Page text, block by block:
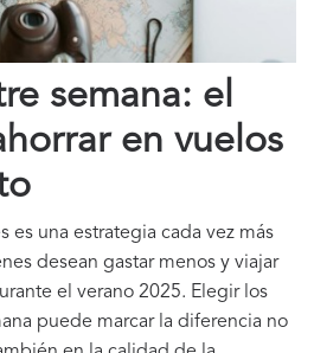
semana: el
en vuelos
es una estrategia cada vez más
desean gastar menos y viajar
el verano 2025. Elegir los
puede marcar la diferencia no